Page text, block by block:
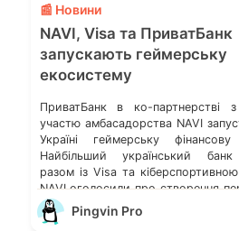
📰 Новини
NAVI, Visa та ПриватБанк
запускають геймерську
екосистему
ПриватБанк в ко-
участю амбасадорства NAVI
Україні геймерську
Найбільший український
разом із Visa та кіберспортивною
NAVI оголосили про створення
фінансової екосистеми, заточеної
та кіберспорт. Про це
Pingvin Pro